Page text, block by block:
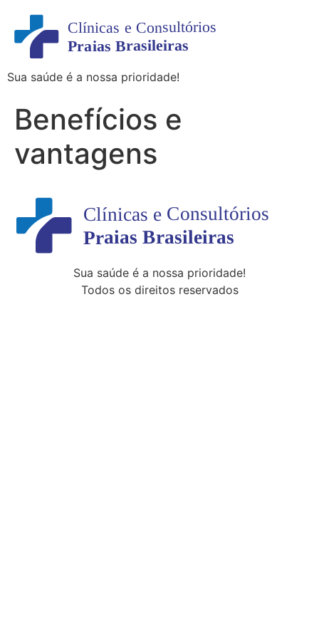
Sua saúde é a nossa prioridade!
Benefícios e
vantagens
Sua saúde é a nossa prioridade!
Todos os direitos reservados